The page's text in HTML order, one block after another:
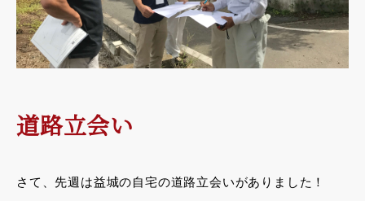
道路立会い
さて、先週は益城の自宅の道路立会いがありました！